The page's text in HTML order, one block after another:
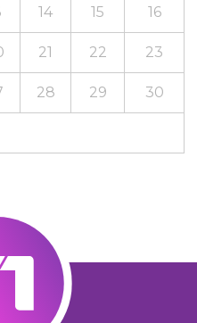
14 15 16
21 22 23
28 29 30